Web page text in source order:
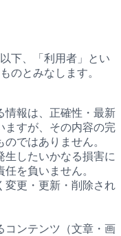
下、「利用者」とい
のとみなします。
情報は、正確性・最新
ますが、その内容の完
ではありません。
生したいかなる損害に
を負いません。
変更・更新・削除され
コンテンツ（文章・画